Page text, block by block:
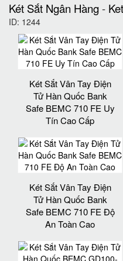
Két Sắt Ngân Hàng-
ID: 1244
Két Sắt Vân Tay Điện
Tử Hàn Quốc Bank
Safe BEMC 710 FE Uy
Tín Cao Cấp
Két Sắt Vân Tay Điện
Tử Hàn Quốc Bank
Safe BEMC 710 FE Độ
An Toàn Cao